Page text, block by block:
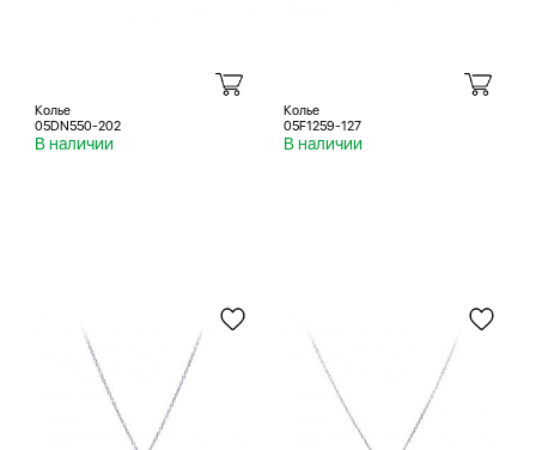
Колье
05DN550-202
В наличии
Колье
05F1259-127
В наличии